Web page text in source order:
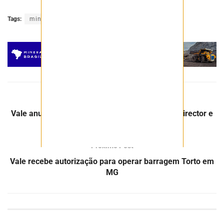
Tags: mineração
Vale anuncia nomeação de Lead Independent Director e
Próximo Post
Vale recebe autorização para operar barragem Torto em
MG